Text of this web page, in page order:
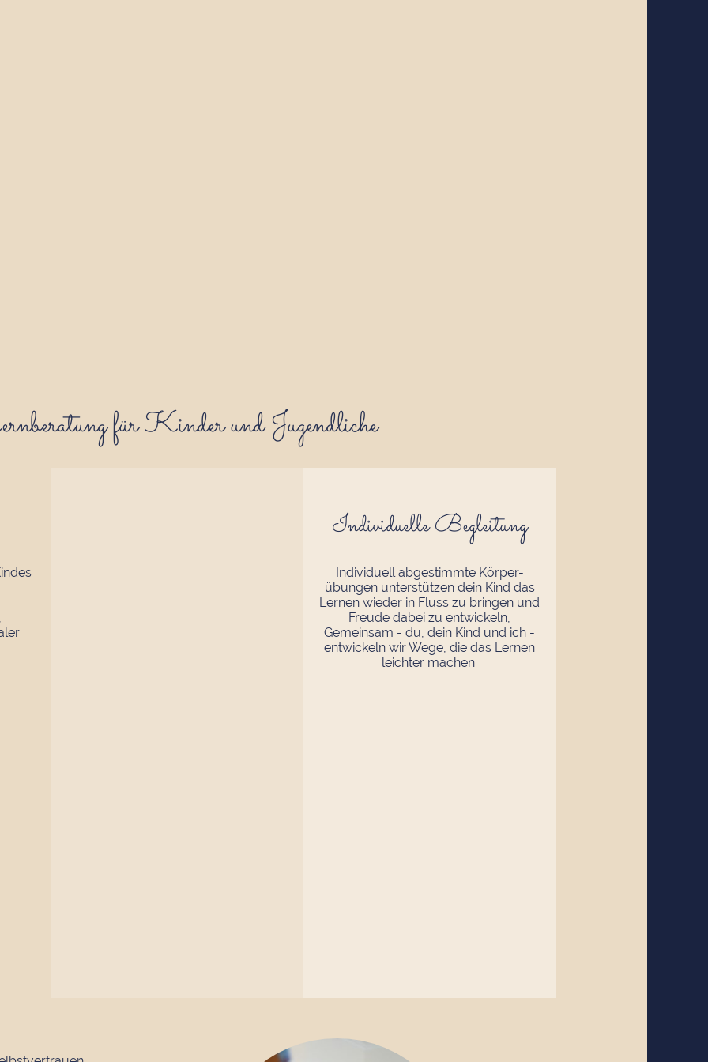
für Kinder und Jugendliche
Individuelle Begleitung
Individuell abgestimmte Körper-
übungen unterstützen dein Kind das
Lernen wieder in Fluss zu bringen und
Freude dabei zu entwickeln,
Gemeinsam - du, dein Kind und ich -
entwickeln wir Wege, die das Lernen
leichter machen.